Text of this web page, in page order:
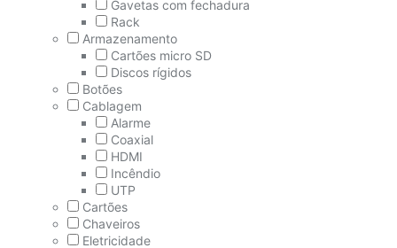
Gavetas com fechadura
Rack
Armazenamento
Cartões micro SD
Discos rígidos
Botões
Cablagem
Alarme
Coaxial
HDMI
Incêndio
UTP
Cartões
Chaveiros
Eletricidade